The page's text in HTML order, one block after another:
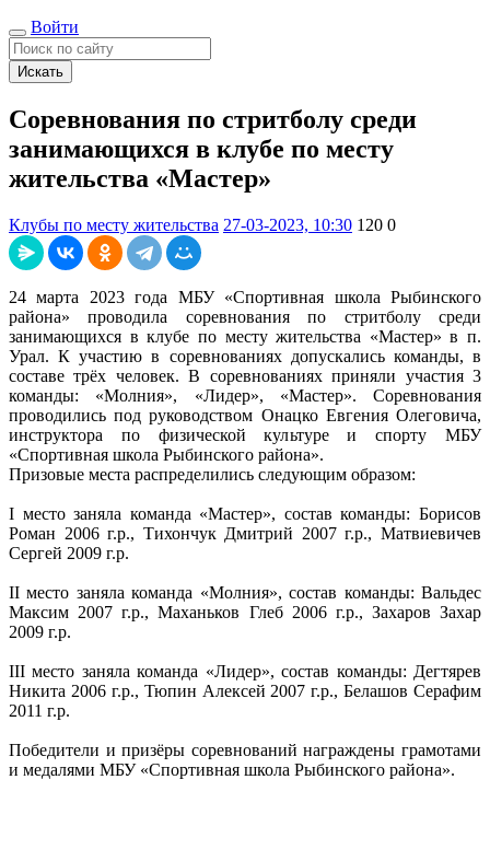
Войти
Искать
Соревнования по стритболу среди
занимающихся в клубе по месту
жительства «Мастер»
Клубы по месту жительства 27-03-2023, 10:30 120 0
24 марта 2023 года МБУ «Спортивная школа Рыбинского
района» проводила соревнования по стритболу среди
занимающихся в клубе по месту жительства «Мастер» в п.
Урал. К участию в соревнованиях допускались команды, в
составе трёх человек. В соревнованиях приняли участия 3
команды: «Молния», «Лидер», «Мастер». Соревнования
проводились под руководством Онацко Евгения Олеговича,
инструктора по физической культуре и спорту МБУ
«Спортивная школа Рыбинского района».
Призовые места распределились следующим образом:
I место заняла команда «Мастер», состав команды: Борисов
Роман 2006 г.р., Тихончук Дмитрий 2007 г.р., Матвиевичев
Сергей 2009 г.р.
II место заняла команда «Молния», состав команды: Вальдес
Максим 2007 г.р., Маханьков Глеб 2006 г.р., Захаров Захар
2009 г.р.
III место заняла команда «Лидер», состав команды: Дегтярев
Никита 2006 г.р., Тюпин Алексей 2007 г.р., Белашов Серафим
2011 г.р.
Победители и призёры соревнований награждены грамотами
и медалями МБУ «Спортивная школа Рыбинского района».